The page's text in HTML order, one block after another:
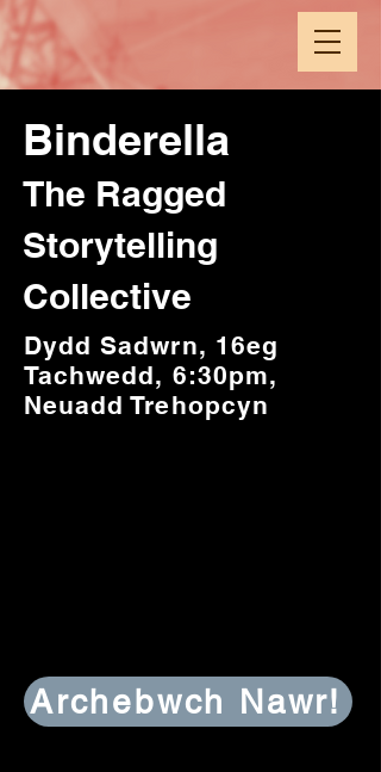
Binderella
The Ragged
Storytelling
Collective
Dydd Sadwrn, 16eg
Tachwedd, 6:30pm,
Neuadd Trehopcyn
Archebwch Nawr!